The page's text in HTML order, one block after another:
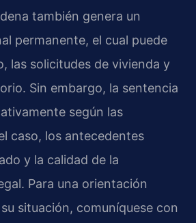
también genera un
permanente, el cual puede
las solicitudes de vivienda y
Sin embargo, la sentencia
según las
caso, los antecedentes
y la calidad de la
Para una orientación
situación, comuníquese con